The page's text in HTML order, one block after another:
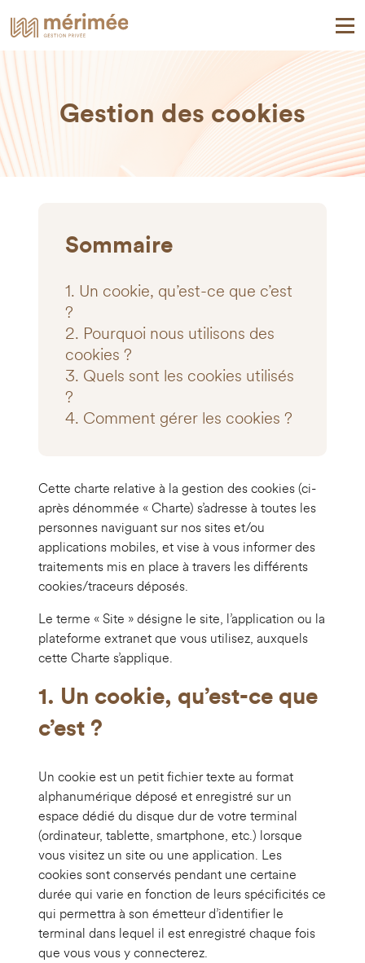
Gestion des cookies
Sommaire
1. Un cookie, qu’est-ce que c’est
?
2. Pourquoi nous utilisons des
cookies ?
3. Quels sont les cookies utilisés
?
4. Comment gérer les cookies ?
Cette charte relative à la gestion des cookies (ci-
après dénommée « Charte) s’adresse à toutes les
personnes naviguant sur nos sites et/ou
applications mobiles, et vise à vous informer des
traitements mis en place à travers les différents
cookies/traceurs déposés.
Le terme « Site » désigne le site, l’application ou la
plateforme extranet que vous utilisez, auxquels
cette Charte s’applique.
1. Un cookie, qu’est-ce que
c’est ?
Un cookie est un petit fichier texte au format
alphanumérique déposé et enregistré sur un
espace dédié du disque dur de votre terminal
(ordinateur, tablette, smartphone, etc.) lorsque
vous visitez un site ou une application. Les
cookies sont conservés pendant une certaine
durée qui varie en fonction de leurs spécificités ce
qui permettra à son émetteur d’identifier le
terminal dans lequel il est enregistré chaque fois
que vous vous y connecterez.